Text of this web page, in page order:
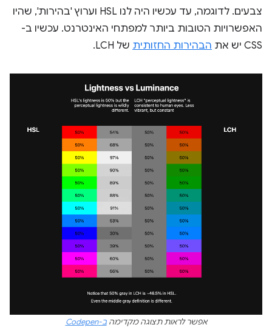
צבעים. לדוגמה, עד עכשיו היה לנו HSL וערוץ 'בהירות', שהיו
האפשרויות הטובות ביותר למפתחי האינטרנט. עכשיו ב-
CSS יש את
הבהירות החזותית של LCH.
אפשר לראות תצוגה מקדימהב-Codepen